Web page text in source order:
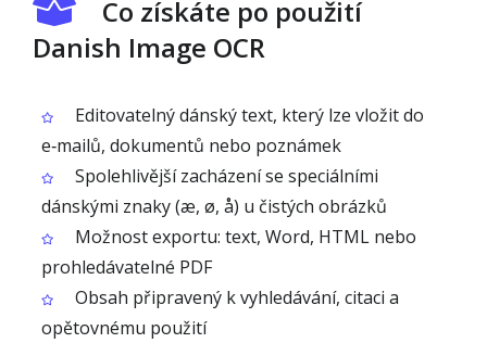
Co získáte po použití
Danish Image OCR
Editovatelný dánský text, který lze vložit do
e‑mailů, dokumentů nebo poznámek
Spolehlivější zacházení se speciálními
dánskými znaky (æ, ø, å) u čistých obrázků
Možnost exportu: text, Word, HTML nebo
prohledávatelné PDF
Obsah připravený k vyhledávání, citaci a
opětovnému použití